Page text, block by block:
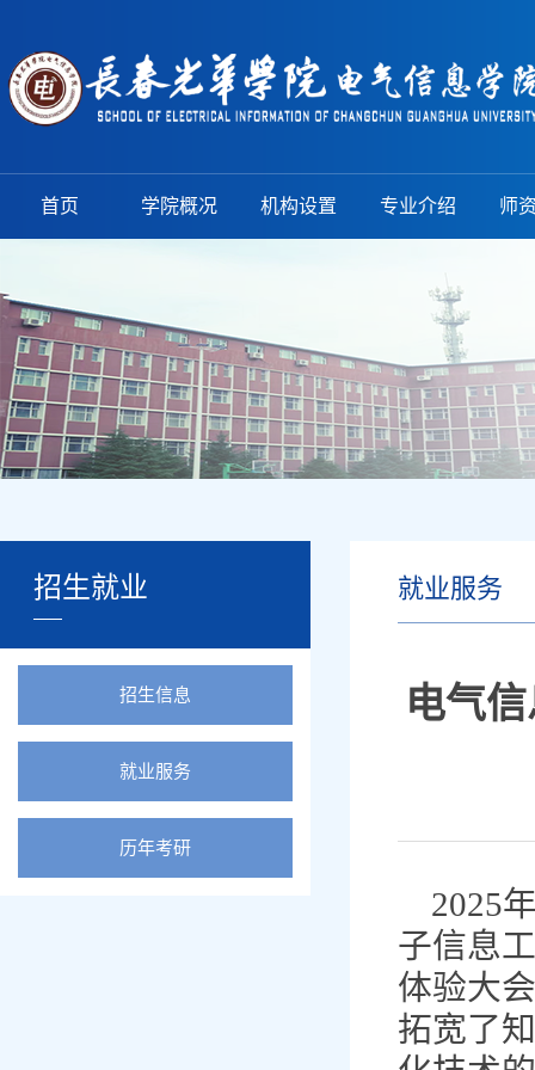
首页 学院概况 机构设置 专业介绍 师
招生就业
招生信息
就业服务
历年考研
就业服务
电气
2025
子信息
体验大
拓宽了